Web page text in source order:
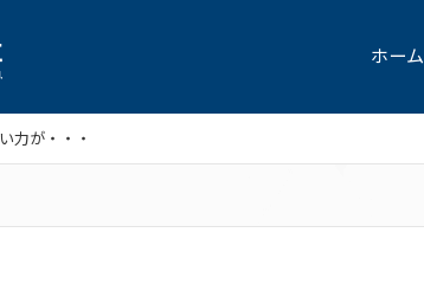
ホーム
力が・・・